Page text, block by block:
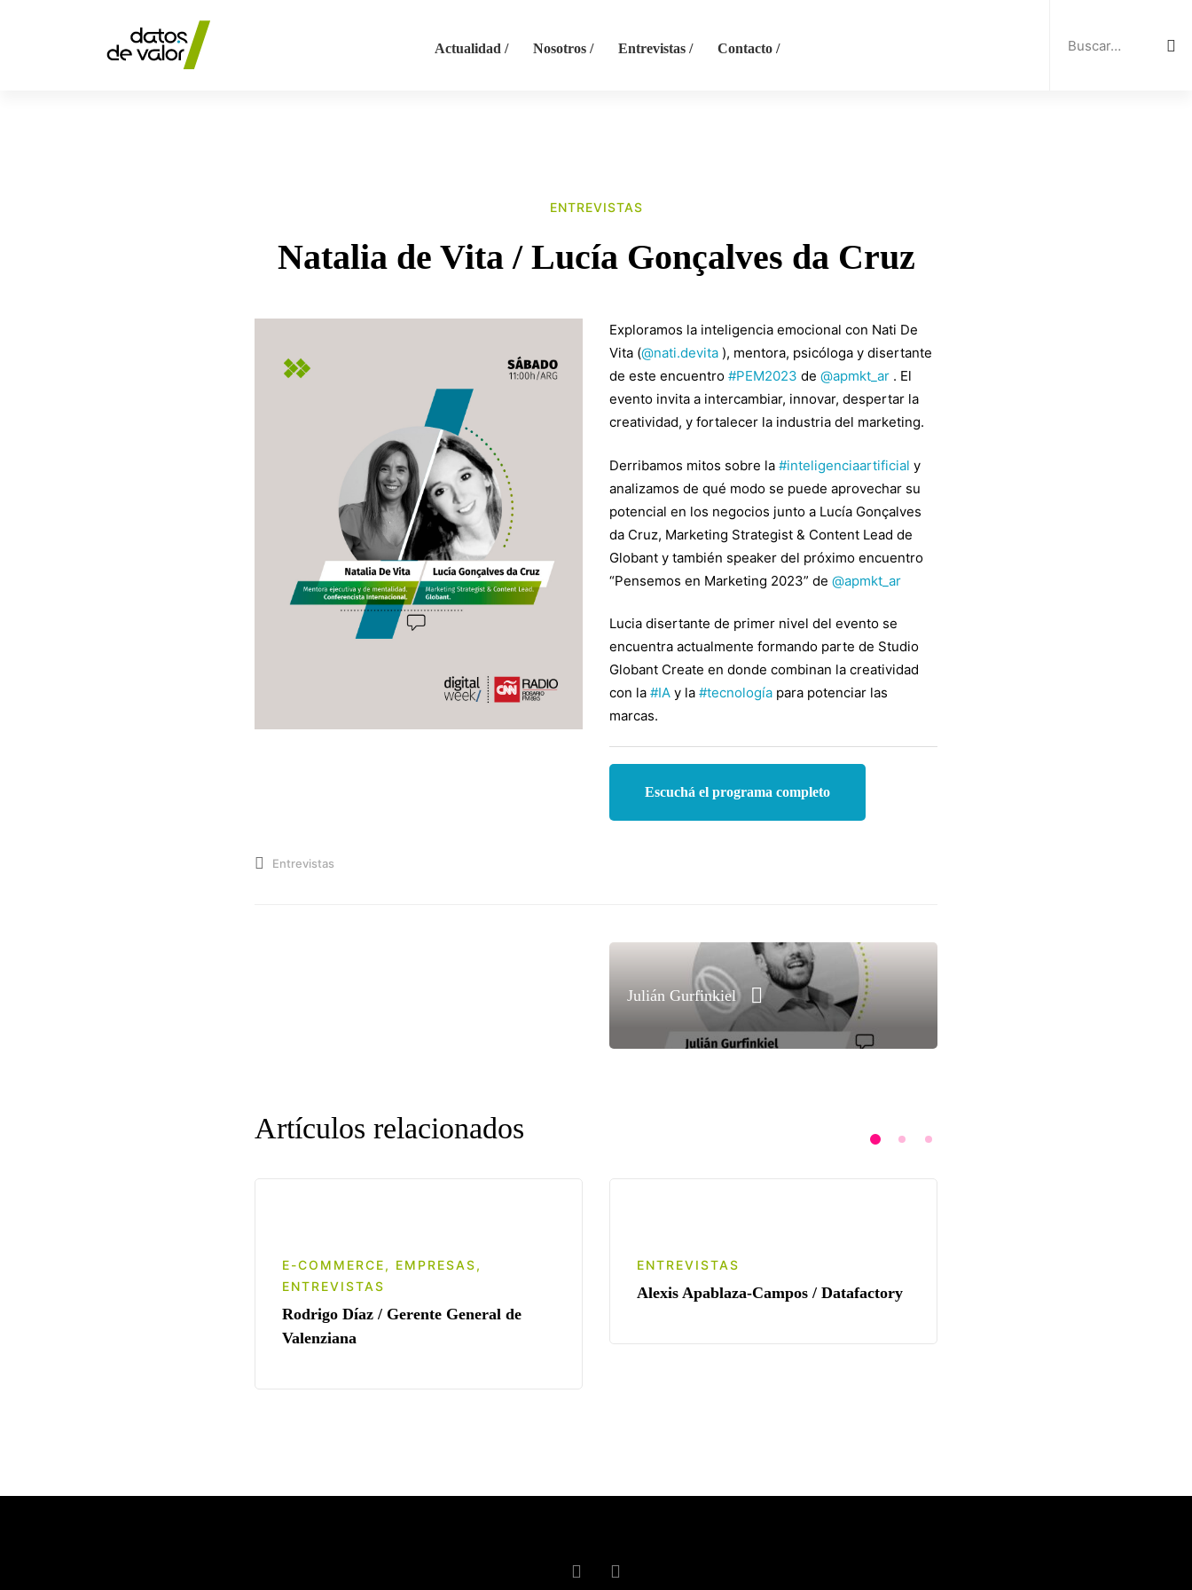
Actualidad / Nosotros / Entrevistas / Contacto /
Vita
Gonçalves
da
ENTREVISTAS
Natalia de Vita / Lucía Gonçalves da Cruz
Exploramos la inteligencia emocional con Nati De
Vita (@nati.devita ), mentora, psicóloga y disertante
de este encuentro #PEM2023 de @apmkt_ar . El
evento invita a intercambiar, innovar, despertar la
creatividad, y fortalecer la industria del marketing.
Derribamos mitos sobre la #inteligenciaartificial y
analizamos de qué modo se puede aprovechar su
potencial en los negocios junto a Lucía Gonçalves
da Cruz, Marketing Strategist & Content Lead de
Globant y también speaker del próximo encuentro
“Pensemos en Marketing 2023” de @apmkt_ar
Lucia disertante de primer nivel del evento se
encuentra actualmente formando parte de Studio
Globant Create en donde combinan la creatividad
con la #IA y la #tecnología para potenciar las
marcas.
Escuchá el programa completo
Entrevistas
Julián Gurfinkiel
Artículos relacionados
E-COMMERCE, EMPRESAS,
ENTREVISTAS
Rodrigo Díaz / Gerente General de
Valenziana
ENTREVISTAS
Alexis Apablaza-Campos / Datafactory